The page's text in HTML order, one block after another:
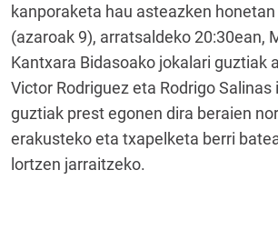
kanporaketa hau asteazken
(azaroak 9), arratsaldeko 20:30ean,
Kantxara Bidasoako jokalari guztiak
Victor Rodriguez eta Rodrigo Salinas
guztiak prest egonen dira beraien
erakusteko eta txapelketa berri
lortzen jarraitzeko.